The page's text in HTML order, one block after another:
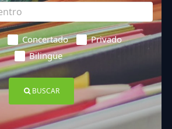
Concertado
Privado
Bilingüe
BUSCAR